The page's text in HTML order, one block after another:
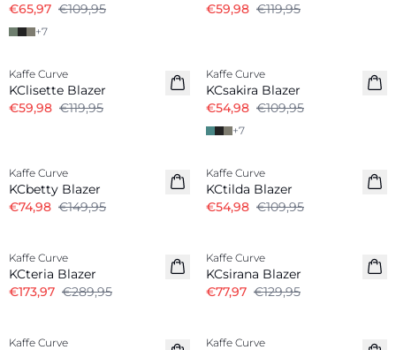
€65,97 €109,95
+7
€59,98 €119,95
Kaffe Curve
KClisette Blazer
€59,98 €119,95
Kaffe Curve
KCsakira Blazer
€54,98 €109,95
+7
Kaffe Curve
KCbetty Blazer
€74,98 €149,95
Kaffe Curve
KCtilda Blazer
€54,98 €109,95
Kaffe Curve
KCteria Blazer
€173,97 €289,95
Kaffe Curve
KCsirana Blazer
€77,97 €129,95
Kaffe Curve Kaffe Curve